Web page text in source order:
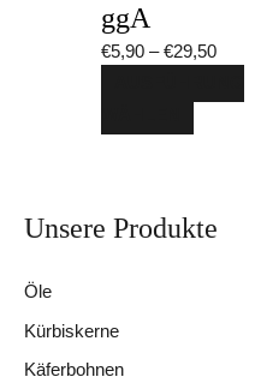
ggA
€5,90 –€29,50
Optionen
können
auf
gewählt
Unsere Produkte
Öle
Kürbiskerne
Käferbohnen
c
h
e